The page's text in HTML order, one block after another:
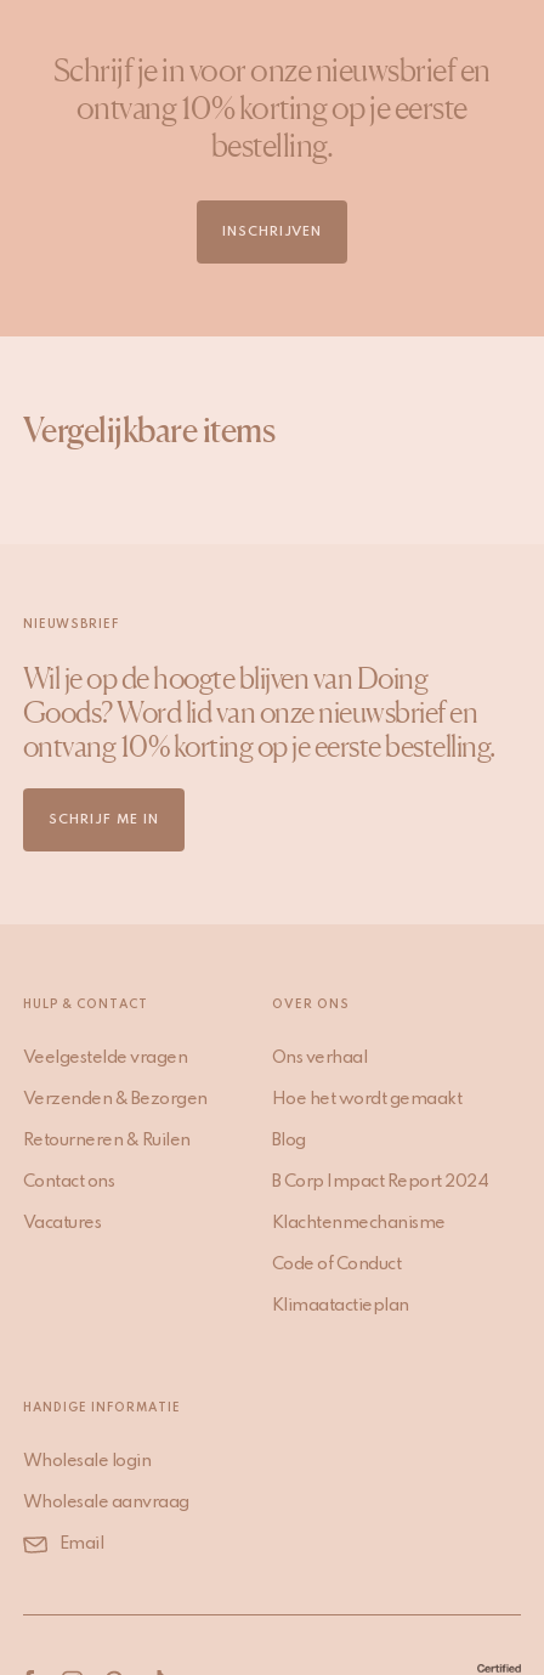
Schrijf je in voor onze nieuwsbrief en
ontvang 10% korting op je eerste
bestelling.
INSCHRIJVEN
Vergelijkbare items
NIEUWSBRIEF
Wil je op de hoogte blijven van Doing
Goods? Word lid van onze nieuwsbrief en
ontvang 10% korting op je eerste bestelling.
SCHRIJF ME IN
HULP & CONTACT
Veelgestelde vragen
Verzenden & Bezorgen
Retourneren & Ruilen
Contact ons
Vacatures
OVER ONS
Ons verhaal
Hoe het wordt gemaakt
Blog
B Corp Impact Report 2024
Klachtenmechanisme
Code of Conduct
Klimaatactieplan
HANDIGE INFORMATIE
Wholesale login
Wholesale aanvraag
Email